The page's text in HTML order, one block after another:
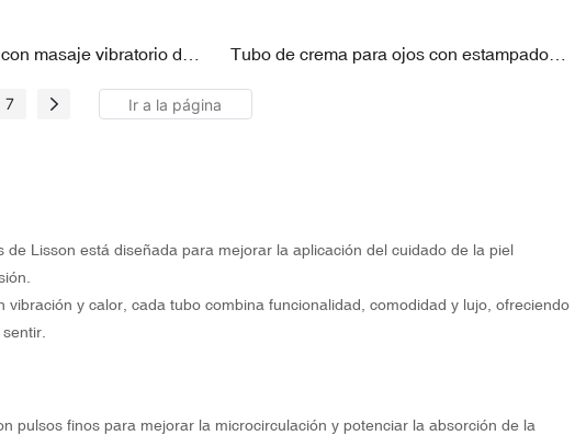
masaje vibratorio de
Tubo de crema para ojos con estampado
7
Lisson está diseñada para mejorar la aplicación del cuidado de la piel
y calor, cada tubo combina funcionalidad, comodidad y lujo, ofreciendo
pulsos finos para mejorar la microcirculación y potenciar la absorción de la